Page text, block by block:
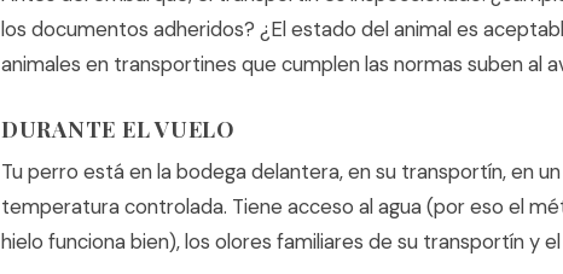
los documentos adheridos? ¿El estado del animal es
animales en transportines que cumplen las normas suben al
DURANTE EL VUELO
Tu perro está en la bodega delantera, en su transportín, en
temperatura controlada. Tiene acceso al agua (por eso el
hielo funciona bien), los olores familiares de su transportín y